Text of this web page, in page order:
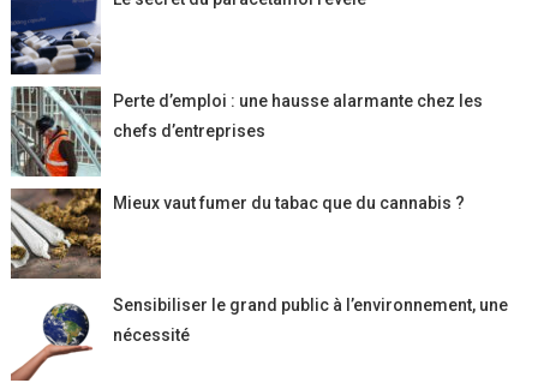
Perte d’emploi : une hausse alarmante chez les
chefs d’entreprises
Mieux vaut fumer du tabac que du cannabis ?
Sensibiliser le grand public à l’environnement, une
nécessité